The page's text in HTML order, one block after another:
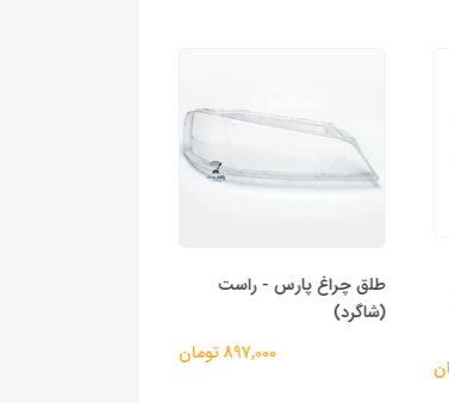
طلق چراغ پارس - راست
(شاگرد)
897,000 تومان